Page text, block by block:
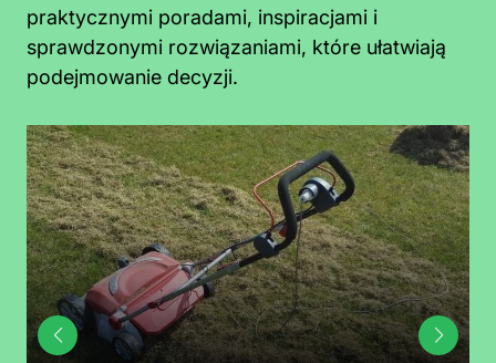
praktycznymi poradami, inspiracjami i
sprawdzonymi rozwiązaniami, które ułatwiają
podejmowanie decyzji.